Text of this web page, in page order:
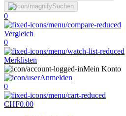
Suchen
0
Vergleich
0
Merklisten
Mein Konto
Anmelden
0
CHF0.00